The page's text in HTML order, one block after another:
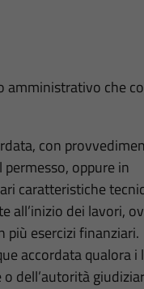
amministrativo che
con
oppure in
caratteristiche
all’inizio dei lavori,
più esercizi finanziari.
accordata qualora
dell’autorità